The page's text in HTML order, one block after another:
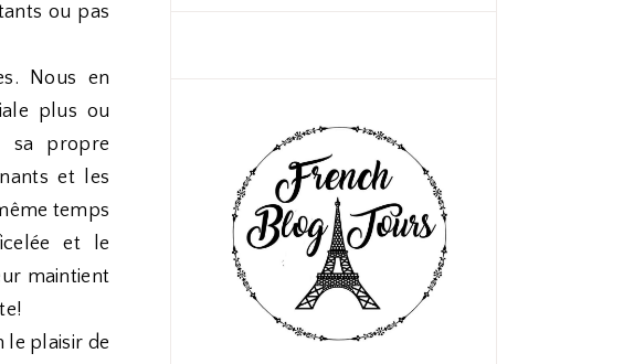
ou pas
Nous en
plus ou
sa propre
et les
temps
et le
maintient
le plaisir de